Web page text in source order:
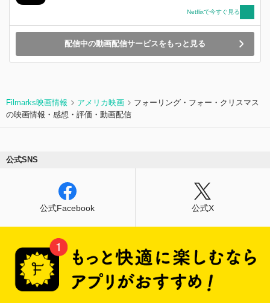
Netflixで今すぐ見る
配信中の動画配信サービスをもっと見る
Filmarks映画情報 アメリカ映画
フォーリング・フォー・クリスマス
の映画情報・感想・評価・動画配信
公式SNS
公式Facebook 公式X